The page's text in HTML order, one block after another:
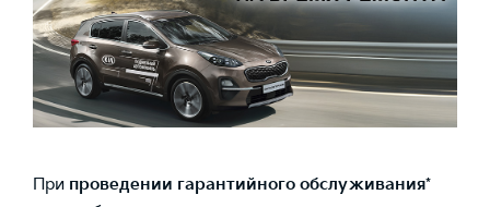
При проведении гарантийного обслуживания*